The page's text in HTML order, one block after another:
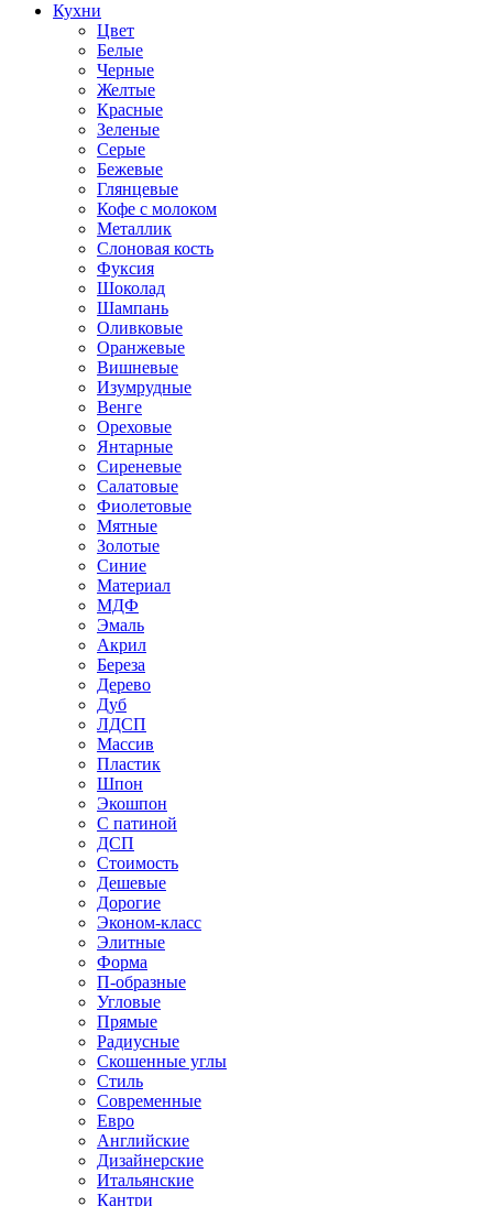
Кухни
Цвет
Белые
Черные
Желтые
Красные
Зеленые
Серые
Бежевые
Глянцевые
Кофе с молоком
Металлик
Слоновая кость
Фуксия
Шоколад
Шампань
Оливковые
Оранжевые
Вишневые
Изумрудные
Венге
Ореховые
Янтарные
Сиреневые
Салатовые
Фиолетовые
Мятные
Золотые
Синие
Материал
МДФ
Эмаль
Акрил
Береза
Дерево
Дуб
ЛДСП
Массив
Пластик
Шпон
Экошпон
С патиной
ДСП
Стоимость
Дешевые
Дорогие
Эконом-класс
Элитные
Форма
П-образные
Угловые
Прямые
Радиусные
Скошенные углы
Стиль
Современные
Евро
Английские
Дизайнерские
Итальянские
Кантри